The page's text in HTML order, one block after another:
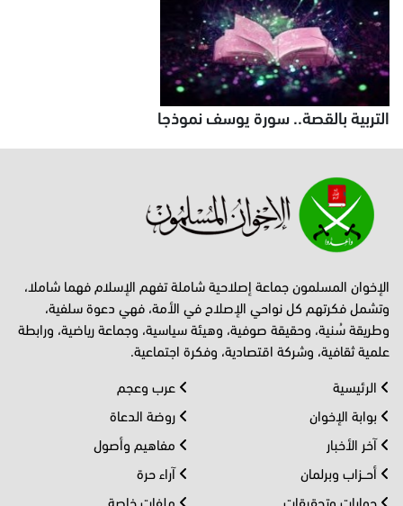
التربية بالقصة.. سورة يوسف نموذجا
الإخوان المسلمون جماعة إصلاحية شاملة تفهم الإسلام فهما شاملا،
وتشمل فكرتهم كل نواحي الإصلاح في الأمة، فهي دعوة سلفية،
وطريقة سُنية، وحقيقة صوفية، وهيئة سياسية، وجماعة رياضية، ورابطة
علمية ثقافية، وشركة اقتصادية، وفكرة اجتماعية.
الرئيسية
بوابة الإخوان
آخر الأخبار
أحــزاب وبرلمان
حوارات وتحقيقات
عرب وعجم
روضة الدعاة
مفاهيم وأصول
آراء حرة
ملفات خاصة